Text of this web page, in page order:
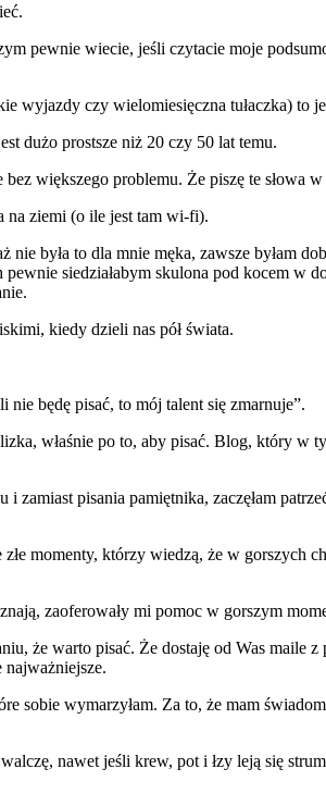
pewnie wiecie, jeśli czytacie moje
czy wielomiesięczna tułaczka) to
dużo prostsze niż 20 czy 50 lat temu.
większego problemu. Że piszę te słowa
na ziemi (o ile jest tam wi-fi).
była to dla mnie męka, zawsze byłam
siedziałabym skulona pod kocem w
kiedy dzieli nas pół świata.
nie będę pisać, to mój talent się zmarnuje”.
właśnie po to, aby pisać. Blog, który w
pisania pamiętnika, zaczęłam
momenty, którzy wiedzą, że w gorszych
zaoferowały mi pomoc w gorszym
że warto pisać. Że dostaję od Was maile
najważniejsze.
sobie wymarzyłam. Za to, że mam
nawet jeśli krew, pot i łzy leją się